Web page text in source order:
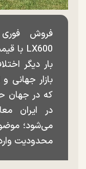
فروش
بار دیگر
بازار جهانی
می‌شود؛
محدودیت